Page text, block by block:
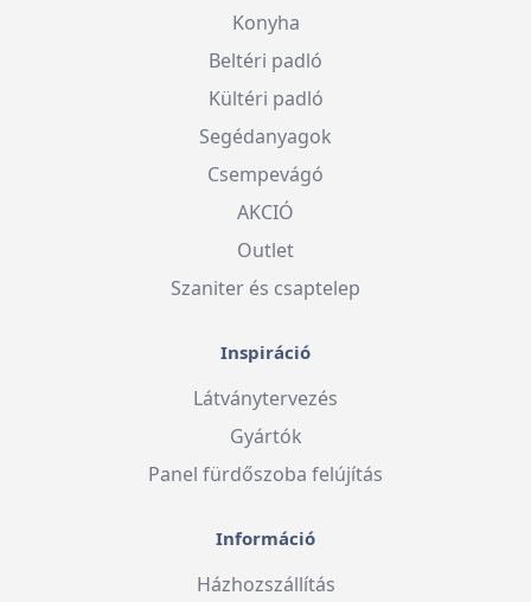
Konyha
Beltéri padló
Kültéri padló
Segédanyagok
Csempevágó
AKCIÓ
Outlet
Szaniter és csaptelep
Inspiráció
Látványtervezés
Gyártók
Panel fürdőszoba felújítás
Információ
Házhozszállítás